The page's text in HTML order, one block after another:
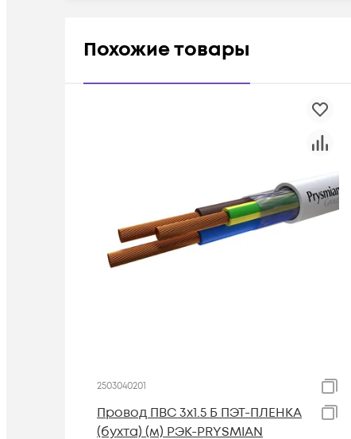
Похожие товары
2503040201
Провод ПВС 3х1.5 Б ПЭТ-ПЛЕНКА
(бухта) (м) РЭК-PRYSMIAN